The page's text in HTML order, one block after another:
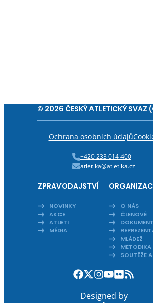
© 2026 ČESKÝ ATLETICKÝ SVAZ
Ochrana osobních údajů
+420 233 014 400
atletika@atletika.cz
ZPRAVODAJSTVÍ
NOVINKY
AKCE
ATLETI
MÉDIA
O NÁS
ČLENOVÉ
MLÁDEŽ
METODIKA
SOUTĚŽE
Designed by